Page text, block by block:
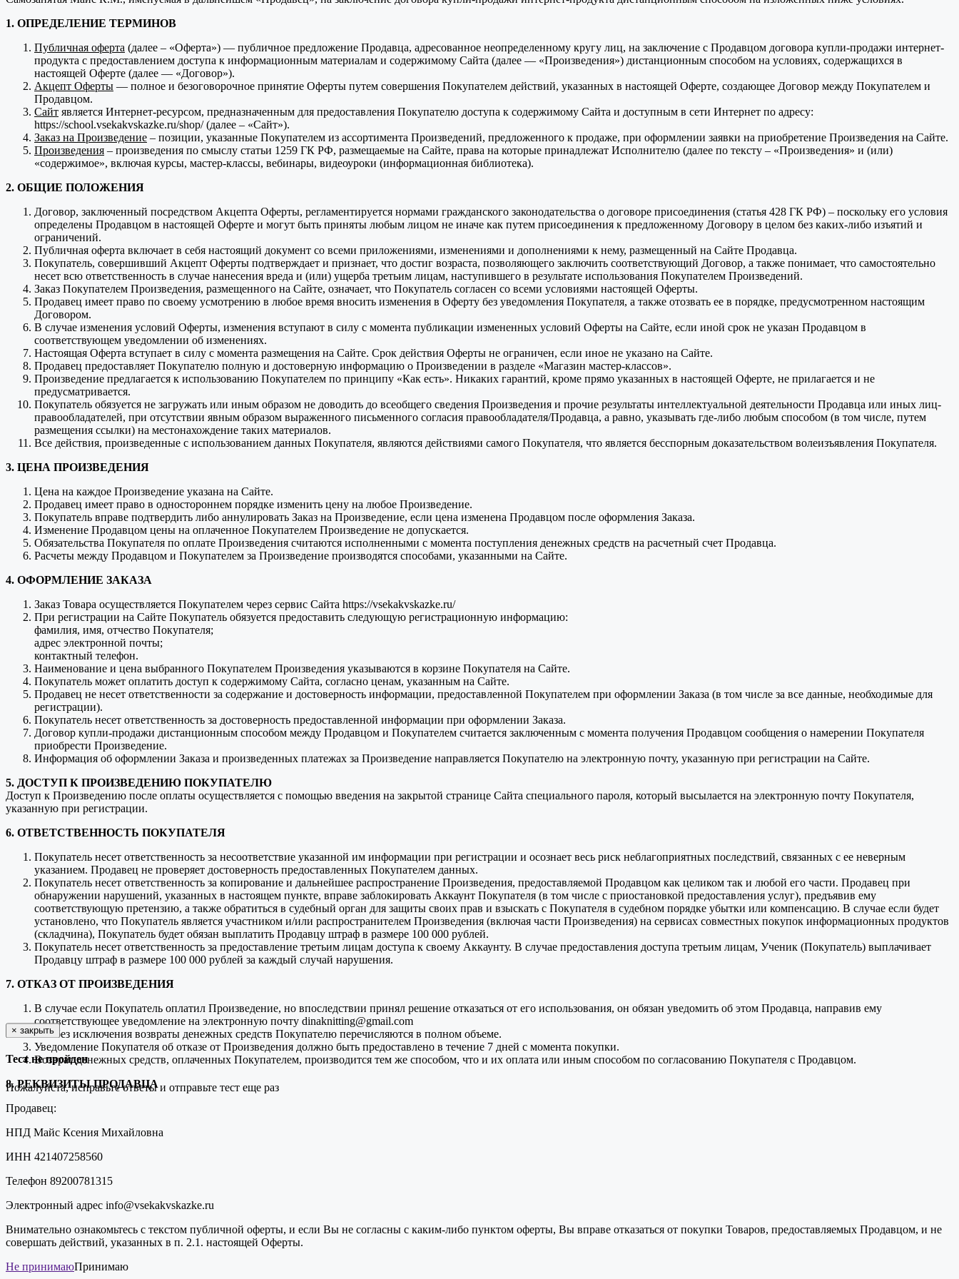
× закрыть
Тест не пройден
Пожалуйста, исправьте ответы и отправьте тест еще раз
1. ОПРЕДЕЛЕНИЕ ТЕРМИНОВ
Публичная оферта (далее – «Оферта») — публичное предложение Продавца, адресованное неопределенному кругу лиц, на заключение с Продавцом договора купли-продажи интернет-
продукта с предоставлением доступа к информационным материалам и содержимому Сайта (далее — «Произведения») дистанционным способом на условиях, содержащихся в
настоящей Оферте (далее — «Договор»).
Акцепт Оферты — полное и безоговорочное принятие Оферты путем совершения Покупателем действий, указанных в настоящей Оферте, создающее Договор между Покупателем и
Продавцом.
Сайт является Интернет-ресурсом, предназначенным для предоставления Покупателю доступа к содержимому Сайта и доступным в сети Интернет по адресу:
https://school.vsekakvskazke.ru/shop/ (далее – «Сайт»).
Заказ на Произведение – позиции, указанные Покупателем из ассортимента Произведений, предложенного к продаже, при оформлении заявки на приобретение Произведения на Сайте.
Произведения – произведения по смыслу статьи 1259 ГК РФ, размещаемые на Сайте, права на которые принадлежат Исполнителю (далее по тексту – «Произведения» и (или)
«содержимое», включая курсы, мастер-классы, вебинары, видеоуроки (информационная библиотека).
2. ОБЩИЕ ПОЛОЖЕНИЯ
Договор, заключенный посредством Акцепта Оферты, регламентируется нормами гражданского законодательства о договоре присоединения (статья 428 ГК РФ) – поскольку его условия
определены Продавцом в настоящей Оферте и могут быть приняты любым лицом не иначе как путем присоединения к предложенному Договору в целом без каких-либо изъятий и
ограничений.
Публичная оферта включает в себя настоящий документ со всеми приложениями, изменениями и дополнениями к нему, размещенный на Сайте Продавца.
Покупатель, совершивший Акцепт Оферты подтверждает и признает, что достиг возраста, позволяющего заключить соответствующий Договор, а также понимает, что самостоятельно
несет всю ответственность в случае нанесения вреда и (или) ущерба третьим лицам, наступившего в результате использования Покупателем Произведений.
Заказ Покупателем Произведения, размещенного на Сайте, означает, что Покупатель согласен со всеми условиями настоящей Оферты.
Продавец имеет право по своему усмотрению в любое время вносить изменения в Оферту без уведомления Покупателя, а также отозвать ее в порядке, предусмотренном настоящим
Договором.
В случае изменения условий Оферты, изменения вступают в силу с момента публикации измененных условий Оферты на Сайте, если иной срок не указан Продавцом в
соответствующем уведомлении об изменениях.
Настоящая Оферта вступает в силу с момента размещения на Сайте. Срок действия Оферты не ограничен, если иное не указано на Сайте.
Продавец предоставляет Покупателю полную и достоверную информацию о Произведении в разделе «Магазин мастер-классов».
Произведение предлагается к использованию Покупателем по принципу «Как есть». Никаких гарантий, кроме прямо указанных в настоящей Оферте, не прилагается и не
предусматривается.
Покупатель обязуется не загружать или иным образом не доводить до всеобщего сведения Произведения и прочие результаты интеллектуальной деятельности Продавца или иных лиц-
правообладателей, при отсутствии явным образом выраженного письменного согласия правообладателя/Продавца, а равно, указывать где-либо любым способом (в том числе, путем
размещения ссылки) на местонахождение таких материалов.
Все действия, произведенные с использованием данных Покупателя, являются действиями самого Покупателя, что является бесспорным доказательством волеизъявления Покупателя.
3. ЦЕНА ПРОИЗВЕДЕНИЯ
Цена на каждое Произведение указана на Сайте.
Продавец имеет право в одностороннем порядке изменить цену на любое Произведение.
Покупатель вправе подтвердить либо аннулировать Заказ на Произведение, если цена изменена Продавцом после оформления Заказа.
Изменение Продавцом цены на оплаченное Покупателем Произведение не допускается.
Обязательства Покупателя по оплате Произведения считаются исполненными с момента поступления денежных средств на расчетный счет Продавца.
Расчеты между Продавцом и Покупателем за Произведение производятся способами, указанными на Сайте.
4. ОФОРМЛЕНИЕ ЗАКАЗА
Заказ Товара осуществляется Покупателем через сервис Сайта https://vsekakvskazke.ru/
При регистрации на Сайте Покупатель обязуется предоставить следующую регистрационную информацию:
фамилия, имя, отчество Покупателя;
адрес электронной почты;
контактный телефон.
Наименование и цена выбранного Покупателем Произведения указываются в корзине Покупателя на Сайте.
Покупатель может оплатить доступ к содержимому Сайта, согласно ценам, указанным на Сайте.
Продавец не несет ответственности за содержание и достоверность информации, предоставленной Покупателем при оформлении Заказа (в том числе за все данные, необходимые для
регистрации).
Покупатель несет ответственность за достоверность предоставленной информации при оформлении Заказа.
Договор купли-продажи дистанционным способом между Продавцом и Покупателем считается заключенным с момента получения Продавцом сообщения о намерении Покупателя
приобрести Произведение.
Информация об оформлении Заказа и произведенных платежах за Произведение направляется Покупателю на электронную почту, указанную при регистрации на Сайте.
5. ДОСТУП К ПРОИЗВЕДЕНИЮ ПОКУПАТЕЛЮ
Доступ к Произведению после оплаты осуществляется с помощью введения на закрытой странице Сайта специального пароля, который высылается на электронную почту Покупателя,
указанную при регистрации.
6. ОТВЕТСТВЕННОСТЬ ПОКУПАТЕЛЯ
Покупатель несет ответственность за несоответствие указанной им информации при регистрации и осознает весь риск неблагоприятных последствий, связанных с ее неверным
указанием. Продавец не проверяет достоверность предоставленных Покупателем данных.
Покупатель несет ответственность за копирование и дальнейшее распространение Произведения, предоставляемой Продавцом как целиком так и любой его части. Продавец при
обнаружении нарушений, указанных в настоящем пункте, вправе заблокировать Аккаунт Покупателя (в том числе с приостановкой предоставления услуг), предъявив ему
соответствующую претензию, а также обратиться в судебный орган для защиты своих прав и взыскать с Покупателя в судебном порядке убытки или компенсацию. В случае если будет
установлено, что Покупатель является участником и/или распространителем Произведения (включая части Произведения) на сервисах совместных покупок информационных продуктов
(складчина), Покупатель будет обязан выплатить Продавцу штраф в размере 100 000 рублей.
Покупатель несет ответственность за предоставление третьим лицам доступа к своему Аккаунту. В случае предоставления доступа третьим лицам, Ученик (Покупатель) выплачивает
Продавцу штраф в размере 100 000 рублей за каждый случай нарушения.
7. ОТКАЗ ОТ ПРОИЗВЕДЕНИЯ
В случае если Покупатель оплатил Произведение, но впоследствии принял решение отказаться от его использования, он обязан уведомить об этом Продавца, направив ему
соответствующее уведомление на электронную почту dinaknitting@gmail.com
Все без исключения возвраты денежных средств Покупателю перечисляются в полном объеме.
Уведомление Покупателя об отказе от Произведения должно быть предоставлено в течение 7 дней с момента покупки.
Возврат денежных средств, оплаченных Покупателем, производится тем же способом, что и их оплата или иным способом по согласованию Покупателя с Продавцом.
8. РЕКВИЗИТЫ ПРОДАВЦА
Продавец:
НПД Майс Ксения Михайловна
ИНН 421407258560
Телефон 89200781315
Электронный адрес info@vsekakvskazke.ru
Внимательно ознакомьтесь с текстом публичной оферты, и если Вы не согласны с каким-либо пунктом оферты, Вы вправе отказаться от покупки Товаров, предоставляемых Продавцом, и не
совершать действий, указанных в п. 2.1. настоящей Оферты.
Не принимаюПринимаю